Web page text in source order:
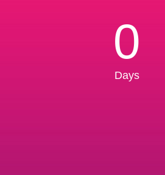
0
Days